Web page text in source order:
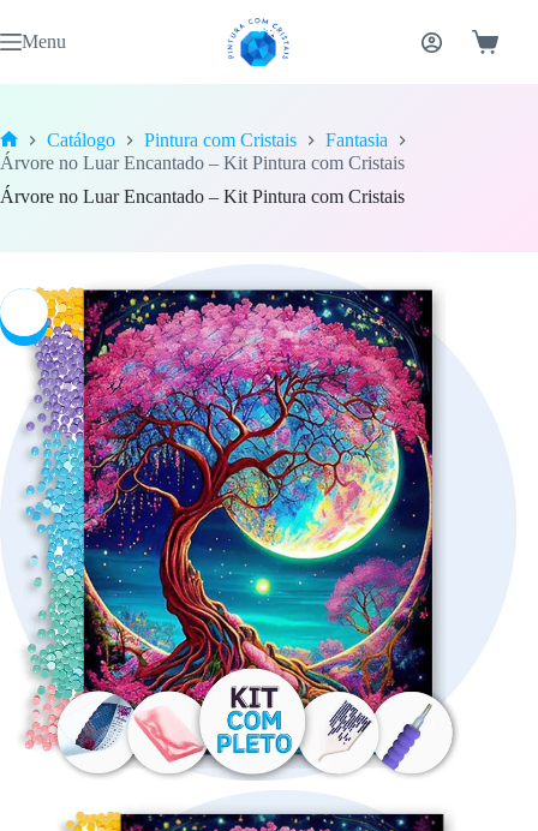
para
o
Menu Carrinho
Home
Catálogo Pintura com Cristais
Fantasia
Árvore no Luar Encantado – Kit Pintura com Cristais
Árvore no Luar Encantado – Kit Pintura com Cristais